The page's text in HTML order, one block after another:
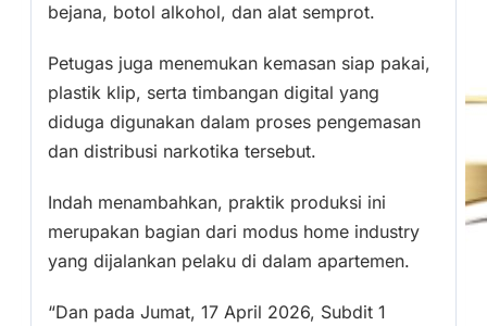
bejana, botol alkohol, dan alat semprot.
Petugas juga menemukan kemasan siap pakai,
plastik klip, serta timbangan digital yang
diduga digunakan dalam proses pengemasan
dan distribusi narkotika tersebut.
Indah menambahkan, praktik produksi ini
merupakan bagian dari modus home industry
yang dijalankan pelaku di dalam apartemen.
“Dan pada Jumat, 17 April 2026, Subdit 1